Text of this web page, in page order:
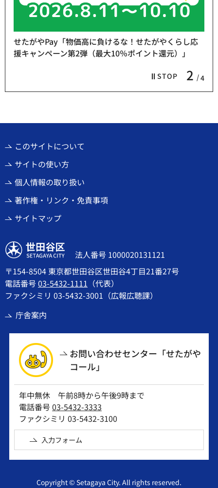
STOP 2 4
せたがやPay「物価高に負けるな！せたがやくらし応
援キャンペーン第2弾（最大10％ポイント還元）」
このサイトについて
サイトの使い方
個人情報の取り扱い
著作権・リンク・免責事項
サイトマップ
世田谷区
法人番号 1000020131121
〒154-8504 東京都世田谷区世田谷4丁目21番27号
電話番号03-5432-1111 （代表）
ファクシミリ 03-5432-3001（広報広聴課）
庁舎案内
お問い合わせセンター「せたがや
コール」
年中無休 午前8時から午後9時まで
電話番号03-5432-3333
ファクシミリ 03-5432-3100
入力フォーム
Copyright © Setagaya City. All rights reserved.